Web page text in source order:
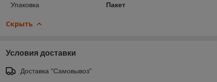
Упаковка
Пакет
Скрыть
Условия доставки
Доставка "Самовывоз"